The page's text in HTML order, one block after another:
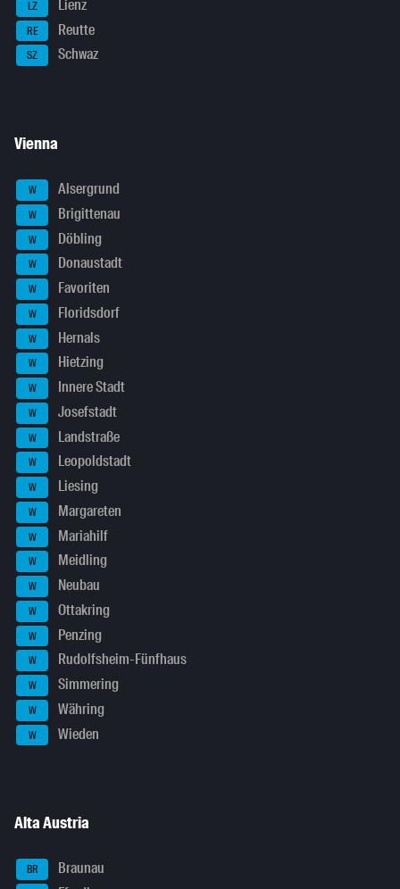
LZ Lienz
RE Reutte
SZ Schwaz
Vienna
W Alsergrund
W Brigittenau
W Döbling
W Donaustadt
W Favoriten
W Floridsdorf
W Hernals
W Hietzing
W Innere Stadt
W Josefstadt
W Landstraße
W Leopoldstadt
W Liesing
W Margareten
W Mariahilf
W Meidling
W Neubau
W Ottakring
W Penzing
W Rudolfsheim-Fünfhaus
W Simmering
W Währing
W Wieden
Alta Austria
BR Braunau